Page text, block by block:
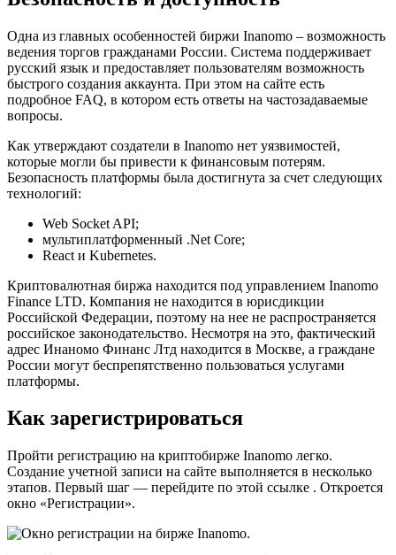
Одна из главных особенностей биржи Inanomo – возможность
ведения торгов гражданами России. Система поддерживает
русский язык и предоставляет пользователям возможность
быстрого создания аккаунта. При этом на сайте есть
подробное FAQ, в котором есть ответы на частозадаваемые
вопросы.
Как утверждают создатели в Inanomo нет уязвимостей,
которые могли бы привести к финансовым потерям.
Безопасность платформы была достигнута за счет следующих
технологий:
Web Socket API;
мультиплатформенный .Net Core;
React и Kubernetes.
Криптовалютная биржа находится под управлением Inanomo
Finance LTD. Компания не находится в юрисдикции
Российской Федерации, поэтому на нее не распространяется
российское законодательство. Несмотря на это, фактический
адрес Инаномо Финанс Лтд находится в Москве, а граждане
России могут беспрепятственно пользоваться услугами
платформы.
Как зарегистрироваться
Пройти регистрацию на криптобирже Inanomo легко.
Создание учетной записи на сайте выполняется в несколько
этапов. Первый шаг — перейдите по этой ссылке . Откроется
окно «Регистрации».